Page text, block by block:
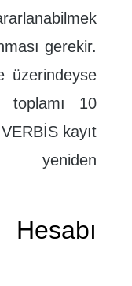
gerekir.
üzerindeyse
toplamı 10
kayıt
Hesabı